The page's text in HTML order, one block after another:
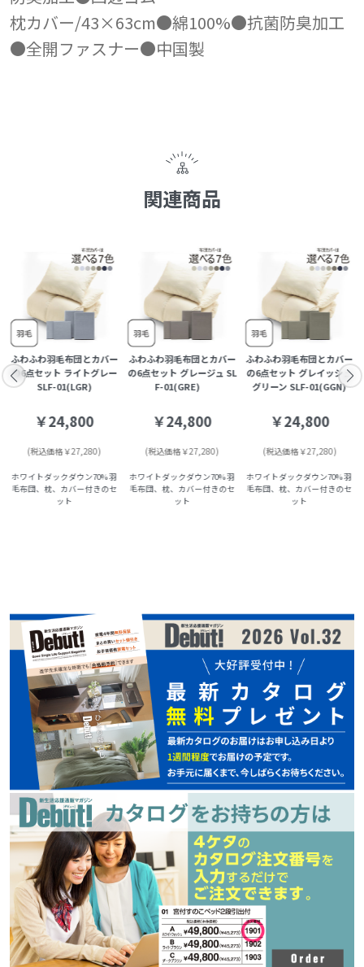
枕カバー/43×63cm●綿100%●抗菌防臭加工
●全開ファスナー●中国製
関連商品
ふわふわ羽毛布団とカバー
の6点セット ライトグレー
SLF-01(LGR)
￥24,800
(税込価格￥27,280)
ホワイトダックダウン70% 羽
毛布団、枕、カバー付きのセ
ット
ふわふわ羽毛布団とカバー
の6点セット グレージュ SL
F-01(GRE)
￥24,800
(税込価格￥27,280)
ホワイトダックダウン70% 羽
毛布団、枕、カバー付きのセ
ット
ふわふわ羽毛布団とカバー
の6点セット グレイッシュ
グリーン SLF-01(GGN)
￥24,800
(税込価格￥27,280)
ホワイトダックダウン70% 羽
毛布団、枕、カバー付きのセ
ット